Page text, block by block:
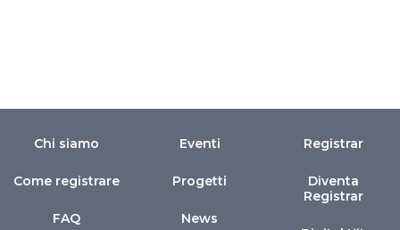
Chi siamo
Come registrare
FAQ
Eventi
Progetti
News
Registrar
Diventa
Registrar